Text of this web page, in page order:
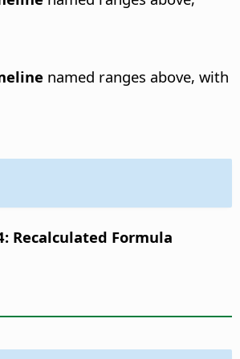
named ranges above, with
Recalculated Formula